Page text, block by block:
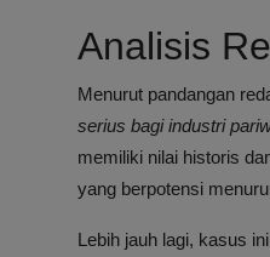
Analisis
Menurut pandangan
serius bagi industri
memiliki nilai historis
yang berpotensi
Lebih jauh lagi, kasus